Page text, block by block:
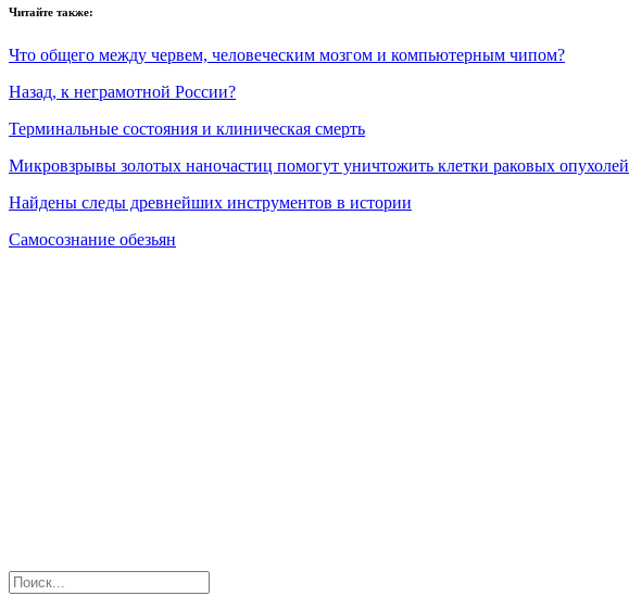
Читайте также:
Что общего между червем, человеческим мозгом и компьютерным чипом?
Назад, к неграмотной России?
Терминальные состояния и клиническая смерть
Микровзрывы золотых наночастиц помогут уничтожить клетки раковых опухолей
Найдены следы древнейших инструментов в истории
Самосознание обезьян